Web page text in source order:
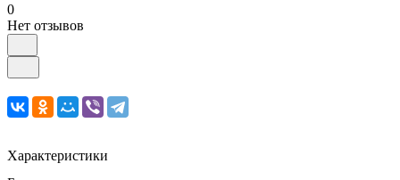
0
Нет отзывов
Характеристики